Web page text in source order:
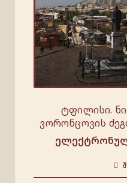
ტფილისი.
ვორონცოვის